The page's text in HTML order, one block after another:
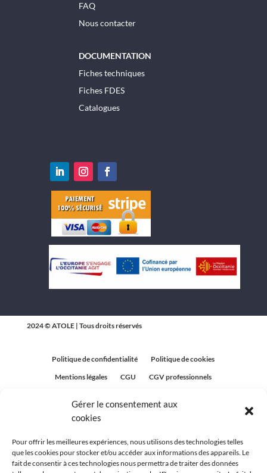
Gérer le consentement aux
cookies
Pour offrir les meilleures expériences, nous utilisons des technologies telles
que les cookies pour stocker et/ou accéder aux informations des appareils. Le
fait de consentir à ces technologies nous permettra de traiter des données
FAQ
Nous contacter
DOCUMENTATION
Fiches techniques
Fiches FDES
Catalogues
2024 © ATOLE | Tous droits réservés
Politique de confidentialité
Politique de cookies
Mentions légales
CGU
CGV professionnels
Politique relative aux avis clients